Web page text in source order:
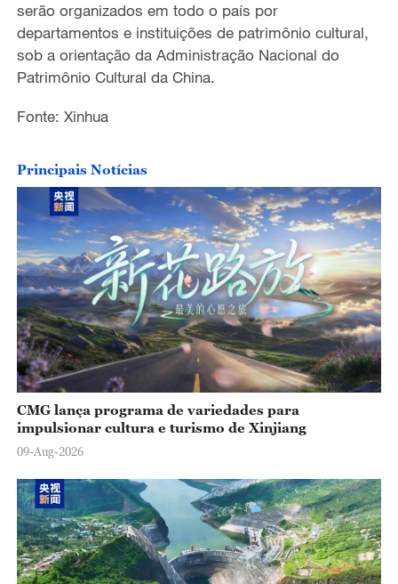
serão organizados em todo o país por
departamentos e instituições de patrimônio cultural,
sob a orientação da Administração Nacional do
Patrimônio Cultural da China.
Fonte: Xinhua
Principais Notícias
CMG lança programa de variedades para
impulsionar cultura e turismo de Xinjiang
09-Aug-2026